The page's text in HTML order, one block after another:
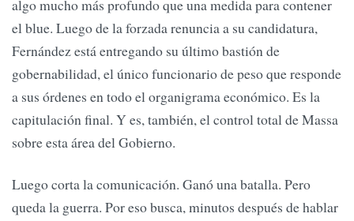
algo mucho más profundo que una medida para contener
el blue. Luego de la forzada renuncia a su candidatura,
Fernández está entregando su último bastión de
gobernabilidad, el único funcionario de peso que responde
a sus órdenes en todo el organigrama económico. Es la
capitulación final. Y es, también, el control total de Massa
sobre esta área del Gobierno.
Luego corta la comunicación. Ganó una batalla. Pero
queda la guerra. Por eso busca, minutos después de hablar